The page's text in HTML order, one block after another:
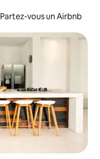
Partez-vous un Airbnb